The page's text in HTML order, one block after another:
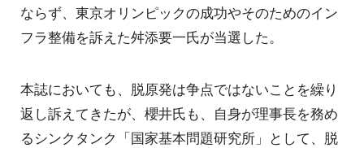
ならず、東京オリンピックの成功やそのためのイン
フラ整備を訴えた舛添要一氏が当選した。
本誌においても、脱原発は争点ではないことを繰り
返し訴えてきたが、櫻井氏も、自身が理事長を務め
るシンクタンク「国家基本問題研究所」として、脱